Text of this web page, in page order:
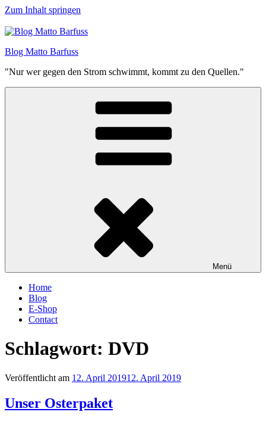
Zum Inhalt springen
Blog Matto Barfuss
"Nur wer gegen den Strom schwimmt, kommt zu den Quellen."
Menü
Home
Blog
E-Shop
Contact
Schlagwort: DVD
Veröffentlicht am 12. April 201912. April 2019
Unser Osterpaket